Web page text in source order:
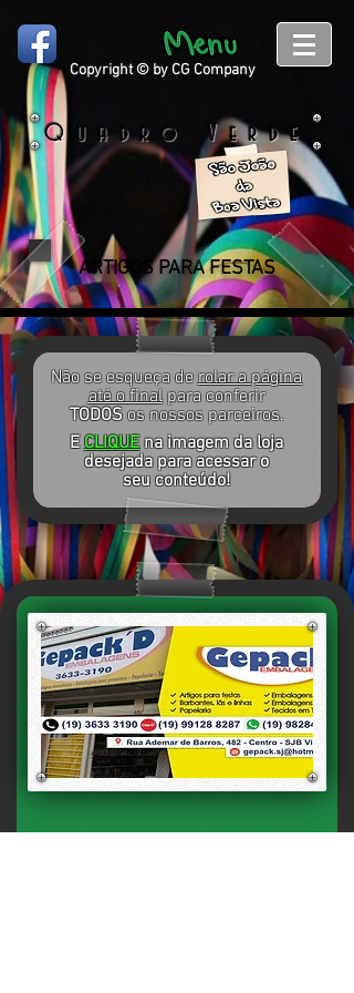
Copyright © by CG Company
Quadro Verde
ARTIGOS PARA FESTAS
Não se esqueça derolar a página
até o finalpara conferir
TODOSos nossos parceiros.
ECLIQUE na imagem da loja
desejada para acessar o
seu conteúdo!